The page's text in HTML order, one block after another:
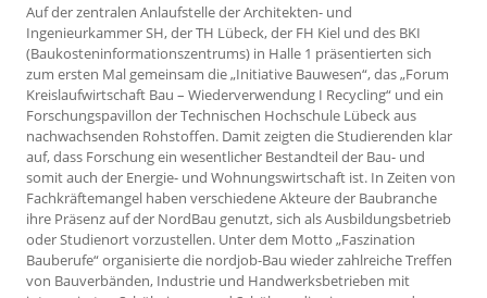
Auf der zentralen Anlaufstelle der Architekten- und
Ingenieurkammer SH, der TH Lübeck, der FH Kiel und des BKI
(Baukosteninformationszentrums) in Halle 1 präsentierten sich
zum ersten Mal gemeinsam die „Initiative Bauwesen“, das „Forum
Kreislaufwirtschaft Bau – Wiederverwendung I Recycling“ und ein
Forschungspavillon der Technischen Hochschule Lübeck aus
nachwachsenden Rohstoffen. Damit zeigten die Studierenden klar
auf, dass Forschung ein wesentlicher Bestandteil der Bau- und
somit auch der Energie- und Wohnungswirtschaft ist. In Zeiten von
Fachkräftemangel haben verschiedene Akteure der Baubranche
ihre Präsenz auf der NordBau genutzt, sich als Ausbildungsbetrieb
oder Studienort vorzustellen. Unter dem Motto „Faszination
Bauberufe“ organisierte die nordjob-Bau wieder zahlreiche Treffen
von Bauverbänden, Industrie und Handwerksbetrieben mit